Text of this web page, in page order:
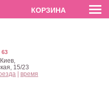
EN РУС
63
Киев,
15/23
время
КОРЗИНА